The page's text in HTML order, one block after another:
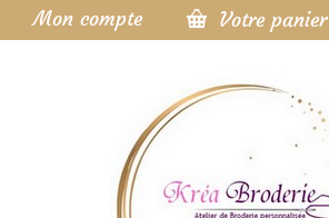
Mon compte Votre panier